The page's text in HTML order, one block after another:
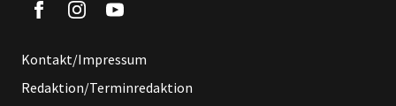
Kontakt/Impressum
Redaktion/Terminredaktion